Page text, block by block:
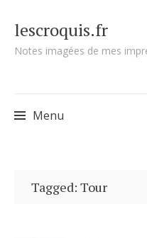
lescroquis.fr
Notes imagées de mes
Menu
to
Tagged: Tour